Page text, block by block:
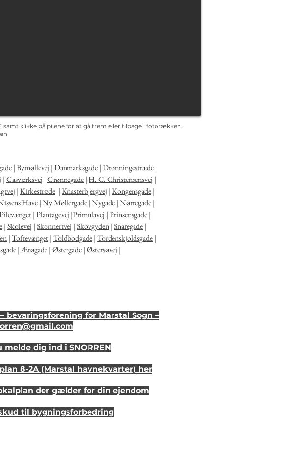
samt klikke på pilene for at gå frem eller tilbage i fotorækken.
|Bymøllevej |Danmarksgade|Dronningestræde|
|Gasværksvej |Grønnegade| H. C. Christensensvej |
|Kirkestræde |Knasterbjergvej |Kongensgade|
Have|Ny Møllergade|Nygade|Nørregade|
Pilevænget|Plantagevej |Primulavej |Prinsensgade|
|Skolevej |Skonnertvej |Skovgyden|Snaregade|
|Toftevænget|Toldbodgade|Tordenskjoldsgade|
|Ærøgade|Østergade|Østersøvej |
– bevaringsforening for Marstal Sogn –
@gmail.com
melde dig ind i SNORREN
8-2A (Marstal havnekvarter) her
der gælder for din ejendom
til bygningsforbedring